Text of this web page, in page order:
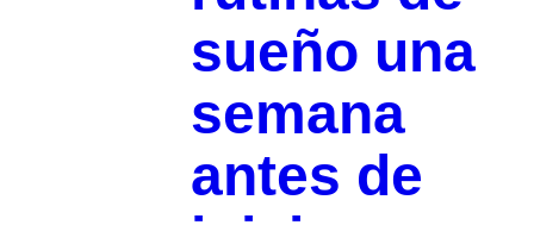
sueño una
semana
antes de